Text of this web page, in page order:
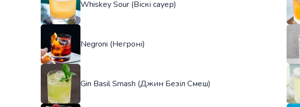
Whiskey Sour (Віскі сауер)
Negroni (Негроні)
Gin Basil Smash (Джин Безіл Смеш)